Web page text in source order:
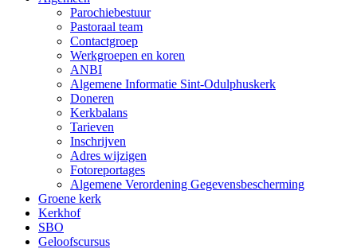
Parochiebestuur
Pastoraal team
Contactgroep
Werkgroepen en koren
ANBI
Algemene Informatie Sint-Odulphuskerk
Doneren
Kerkbalans
Tarieven
Inschrijven
Adres wijzigen
Fotoreportages
Algemene Verordening Gegevensbescherming
Groene kerk
Kerkhof
SBO
Geloofscursus